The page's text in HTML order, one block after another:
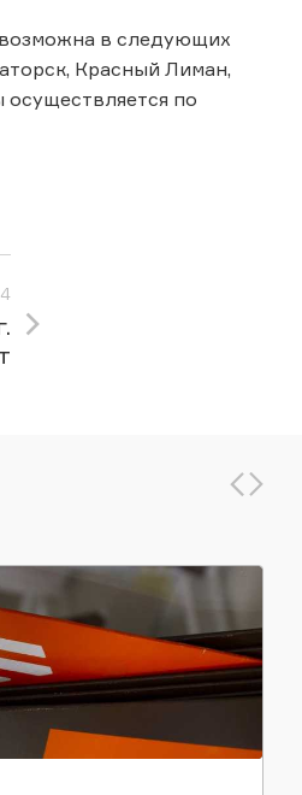
в следующих
Красный Лиман,
по